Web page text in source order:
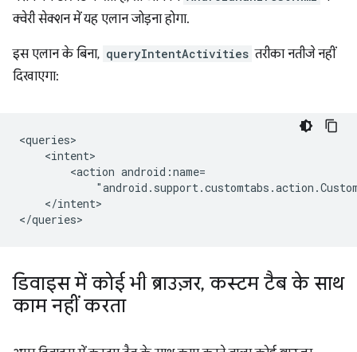
क्वेरी सेक्शन में यह एलान जोड़ना होगा.
इस एलान के बिना, queryIntentActivities तरीका नतीजे नहीं
दिखाएगा:
<action
</intent>
डिवाइस में कोई भी ब्राउज़र, कस्टम टैब के साथ
काम नहीं करता